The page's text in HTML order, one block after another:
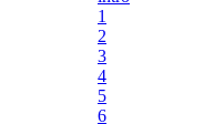
1
2
3
4
5
6